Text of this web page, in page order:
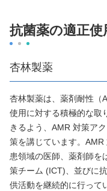
抗菌薬の適正
杏林製薬
杏林製薬は、薬剤耐性（
使用に対する積極的な取
きるよう、AMR 対策ア
策を講じています。
患領域の医師、薬剤師を
策チーム (ICT)、並びに
供活動を継続的に行って